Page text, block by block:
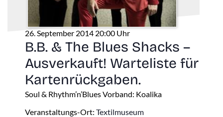
26. September 2014 20:00 Uhr
B.B. & The Blues Shacks –
Ausverkauft! Warteliste für
Kartenrückgaben.
Soul & Rhythm’n’Blues Vorband: Koalika
Veranstaltungs-Ort: Textilmuseum